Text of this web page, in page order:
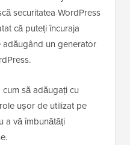
securitatea WordPress
că puteți încuraja
un generator
să adăugați cu
ușor de utilizat pe
a vă îmbunătăți